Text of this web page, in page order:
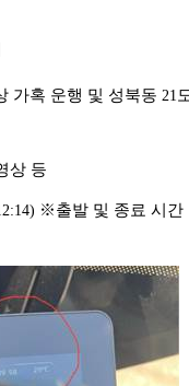
가혹 운행 및 성북동 21
상 등
※출발 및 종료 시간